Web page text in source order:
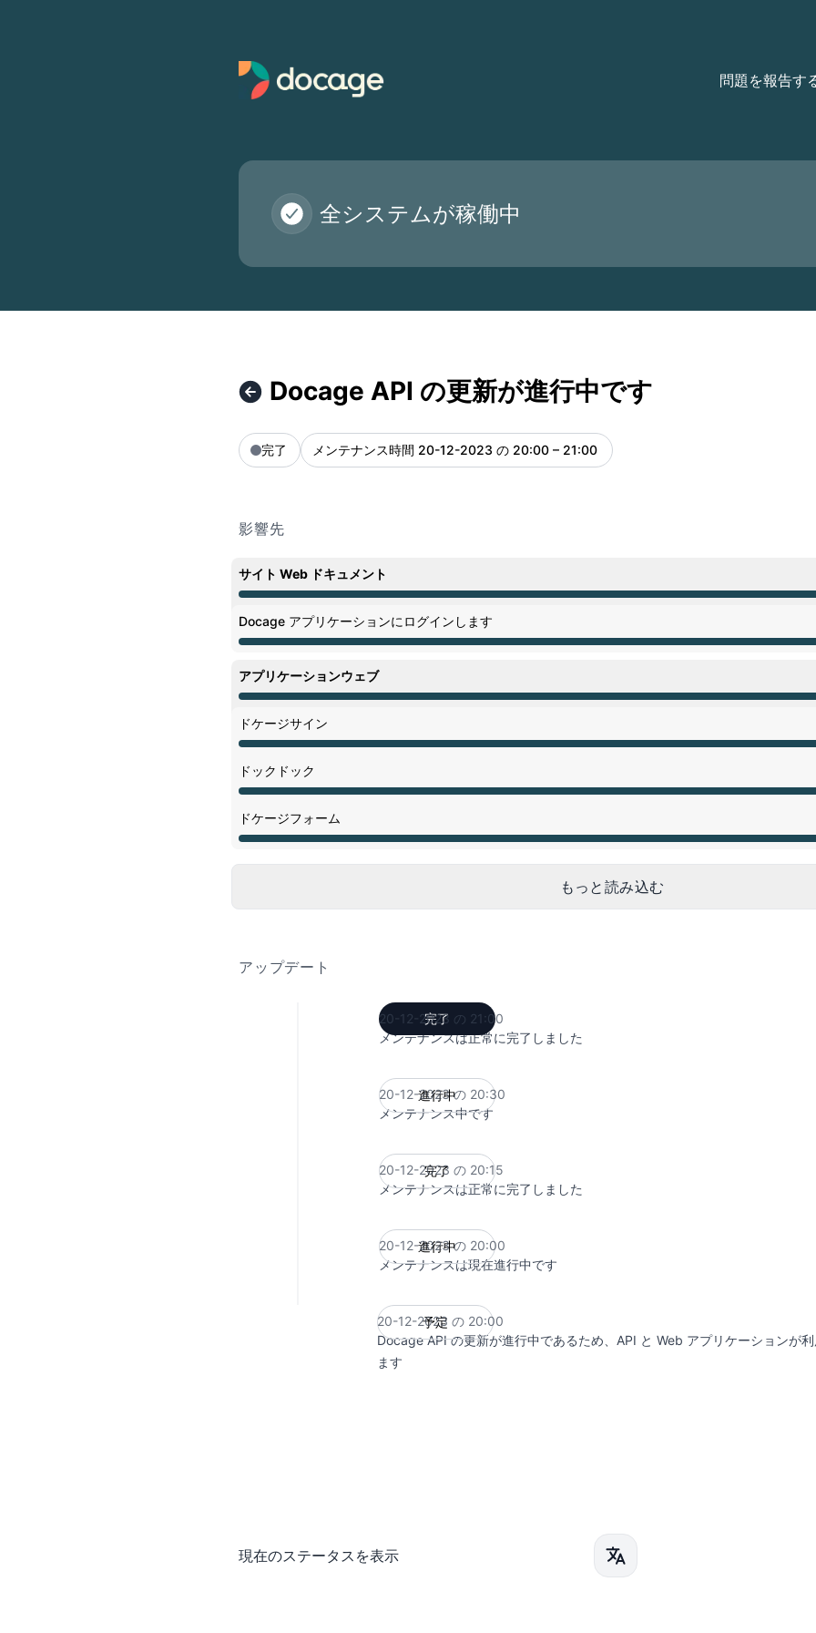
問題を報告す
全システムが稼働中
Docage API の更新が進行中です
完了 メンテナンス時間 20-12-2023 の 20:00 – 21:00 UTC
影響先
サイト Web ドキュメント
メンテナンス中 から 8:00 PM ～ 12:00 AM
Docage アプリケーションにログインします
メンテナンス中 から 8:00 PM ～ 12:00 AM
アプリケーションウェブ
メンテナンス中 から 8:00 PM ～ 12:00 AM
ドケージサイン
メンテナンス中 から 8:00 PM ～ 12:00 AM
ドックドック
メンテナンス中 から 8:00 PM ～ 12:00 AM
ドケージフォーム
メンテナンス中 から 8:00 PM ～ 12:00 AM
もっと読み込む
アップデート
完了
20-12-2023 の 21:00
メンテナンスは正常に完了しました
進行中
20-12-2023 の 20:30
メンテナンス中です
完了
20-12-2023 の 20:15
メンテナンスは正常に完了しました
進行中
20-12-2023 の 20:00
メンテナンスは現在進行中です
予定
20-12-2023 の 20:00
Docage API の更新が進行中であるため、API と Web アプリケーションが
ます
現在のステータスを表示